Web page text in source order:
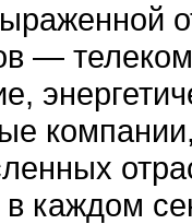
—
в каждом